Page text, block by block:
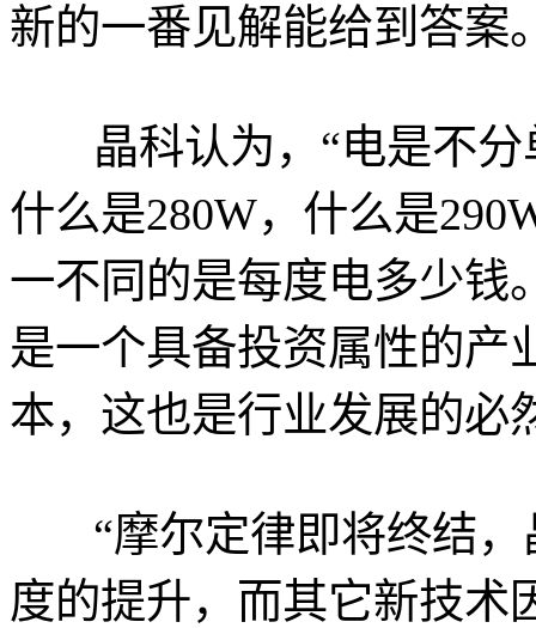
新的一番见解能给到答案
晶科认为，“电是不分
什么是280W，什么是
一不同的是每度电多少钱
是一个具备投资属性的产
本，这也是行业发展的必
“摩尔定律即将终结，
度的提升，而其它新技术